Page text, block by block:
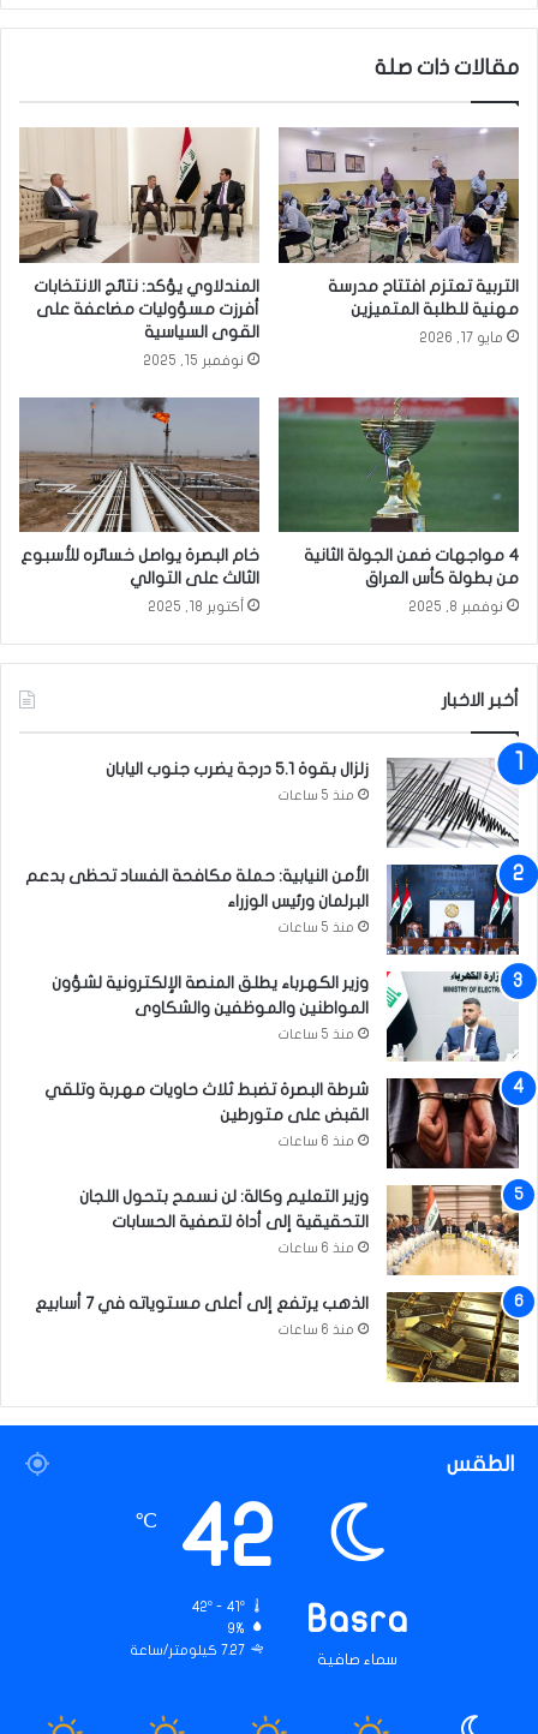
م
ج
م
ن
ص
ة
ا
ل
ر
ا
ل
ف
ن
3
ق
ل
ف
ض
م
ت
و
ي
ل
ك
و
ي
ت
و
ف
ي
ا
ل
د
م
مقالات ذات صلة
التربية تعتزم افتتاح مدرسة
مهنية للطلبة المتميزين
مايو 17, 2026
المندلاوي يؤكد: نتائج الانتخابات
أفرزت مسؤوليات مضاعفة على
القوى السياسية
نوفمبر 15, 2025
4 مواجهات ضمن الجولة الثانية
من بطولة كأس العراق
نوفمبر 8, 2025
خام البصرة يواصل خسائره للأسبوع
الثالث على التوالي
أكتوبر 18, 2025
أخبر الاخبار
زلزال بقوة 5.1 درجة يضرب جنوب اليابان
منذ 5 ساعات
الأمن النيابية: حملة مكافحة الفساد تحظى بدعم
البرلمان ورئيس الوزراء
منذ 5 ساعات
وزير الكهرباء يطلق المنصة الإلكترونية لشؤون
المواطنين والموظفين والشكاوى
منذ 5 ساعات
شرطة البصرة تضبط ثلاث حاويات مهربة وتلقي
القبض على متورطين
منذ 6 ساعات
وزير التعليم وكالة: لن نسمح بتحول اللجان
التحقيقية إلى أداة لتصفية الحسابات
منذ 6 ساعات
الذهب يرتفع إلى أعلى مستوياته في 7 أسابيع
منذ 6 ساعات
الطقس
Basra
سماء صافية
42
℃
42º - 41º
9%
7.27 كيلومتر/ساعة